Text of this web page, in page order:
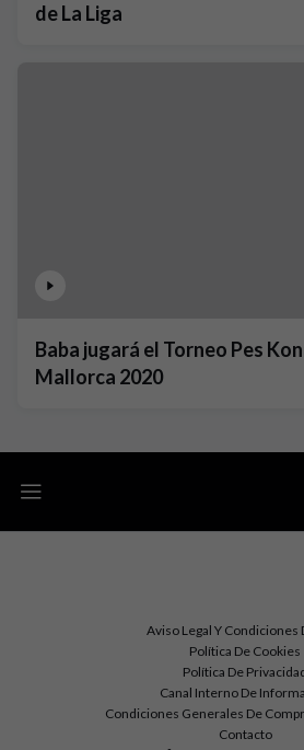
de La Liga
Baba jugará el Torneo Pes
Mallorca 2020
Aviso Legal Y Condiciones
Política De Cookies
Política De
Canal Interno De
Condiciones Generales De
Contacto